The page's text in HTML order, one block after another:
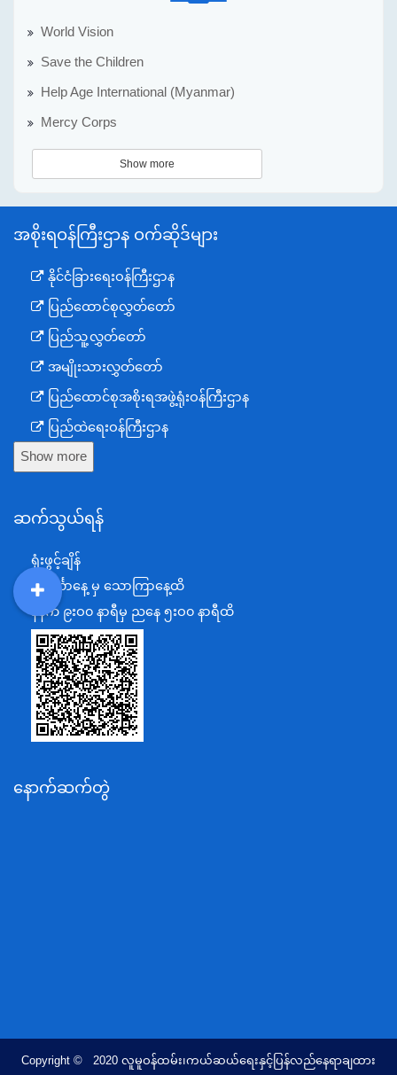
World Vision
Save the Children
Help Age International (Myanmar)
Mercy Corps
Show more
အစိုးရဝန်ကြီးဌာန ဝက်ဆိုဒ်များ
နိုင်ငံခြားရေးဝန်ကြီးဌာန
ပြည်ထောင်စုလွှတ်တော်
ပြည်သူ့လွှတ်တော်
အမျိုးသားလွှတ်တော်
ပြည်ထောင်စုအစိုးရအဖွဲ့ရုံးဝန်ကြီးဌာန
ပြည်ထဲရေးဝန်ကြီးဌာန
ကာကွယ်ရေးဝန်ကြီးဌာန
စီမံကိန်း၊ဘဏ္ဍာရေးနှင့်စက်မှုဝန်ကြီးဌာန
အပြည်ပြည်ဆိုင်ရာပူးပေါင်းဆောင်ရွက်ရေးဝန်ကြီးဌာန
ပြန်ကြားရေးဝန်ကြီးဌာန
သာသနာရေးနှင့် ယဉ်ကျေးမှုဝန်ကြီးဌာန
စိုက်ပျိုးရေး၊မွေးမြူရေးနှင့်ဆည်မြောင်းဝန်ကြီးဌာန
ပို့ဆောင်ရေးနှင့်ဆက်သွယ်ရေးဝန်ကြီးဌာန
သယံဇာတနှင့်ပတ်ဝန်းကျင်ထိန်းသိမ်းရေးဝန်ကြီးဌာန
အလုပ်သမား၊လူဝင်မှုကြီးကြပ်ရေးနှင့်ပြည်သူ့အင်အား
တိုင်းရင်းသားလူမျိုးရေးရာဝန်ကြီးဌာန
Show more
ဆက်သွယ်ရန်
ရုံးဖွင့်ချိန်
တနင်္လာနေ့ မှ သောကြာနေ့ထိ
နံနက် ၉းဝ၀ နာရီမှ ညနေ ၅းဝ၀ နာရီထိ
နောက်ဆက်တွဲ
Copyright © 2020 လူမူဝန်ထမ်း၊ကယ်ဆယ်ရေးနှင့်ပြန်လည်နေရာချထား